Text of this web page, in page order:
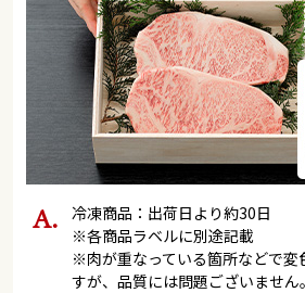
冷凍商品：出荷日より約30日
※各商品ラベルに別途記載
※肉が重なっている箇所などで変
すが、品質には問題ございません。